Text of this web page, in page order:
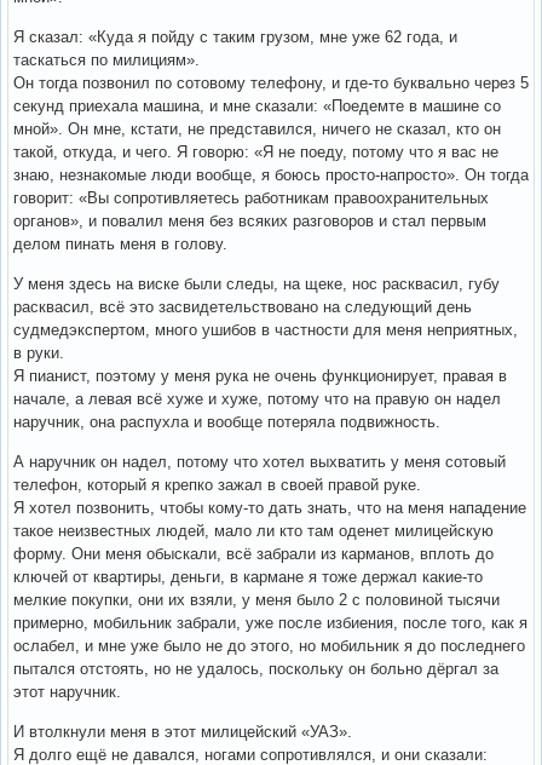
Я сказал: «Куда я пойду с таким грузом, мне уже 62 года, и
таскаться по милициям».
Он тогда позвонил по сотовому телефону, и где-то буквально через 5
секунд приехала машина, и мне сказали: «Поедемте в машине со
мной». Он мне, кстати, не представился, ничего не сказал, кто он
такой, откуда, и чего. Я говорю: «Я не поеду, потому что я вас не
знаю, незнакомые люди вообще, я боюсь просто-напросто». Он тогда
говорит: «Вы сопротивляетесь работникам правоохранительных
органов», и повалил меня без всяких разговоров и стал первым
делом пинать меня в голову.
У меня здесь на виске были следы, на щеке, нос расквасил, губу
расквасил, всё это засвидетельствовано на следующий день
судмедэкспертом, много ушибов в частности для меня неприятных,
в руки.
Я пианист, поэтому у меня рука не очень функционирует, правая в
начале, а левая всё хуже и хуже, потому что на правую он надел
наручник, она распухла и вообще потеряла подвижность.
А наручник он надел, потому что хотел выхватить у меня сотовый
телефон, который я крепко зажал в своей правой руке.
Я хотел позвонить, чтобы кому-то дать знать, что на меня нападение
такое неизвестных людей, мало ли кто там оденет милицейскую
форму. Они меня обыскали, всё забрали из карманов, вплоть до
ключей от квартиры, деньги, в кармане я тоже держал какие-то
мелкие покупки, они их взяли, у меня было 2 с половиной тысячи
примерно, мобильник забрали, уже после избиения, после того, как я
ослабел, и мне уже было не до этого, но мобильник я до последнего
пытался отстоять, но не удалось, поскольку он больно дёргал за
этот наручник.
И втолкнули меня в этот милицейский «УАЗ».
Я долго ещё не давался, ногами сопротивлялся, и они сказали: